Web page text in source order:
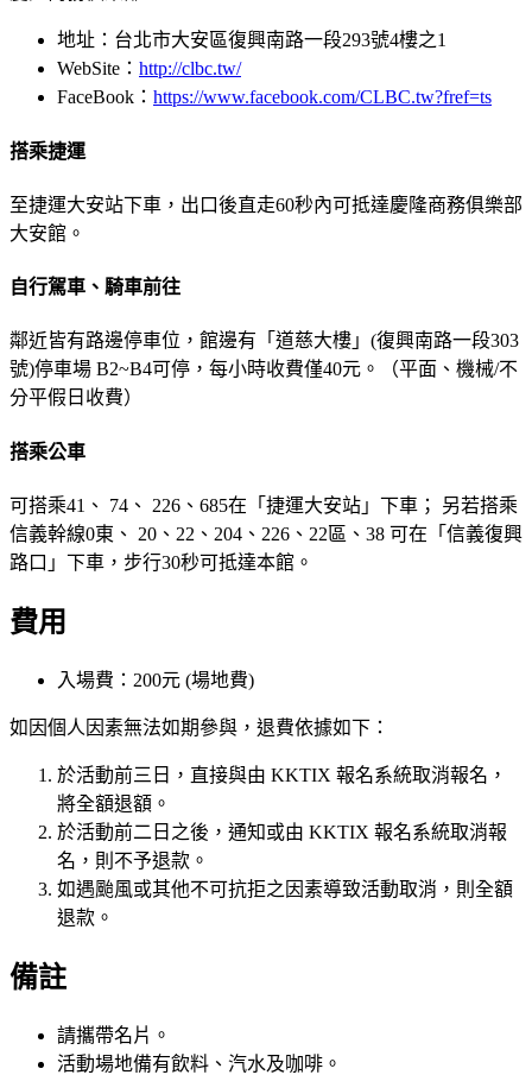
地址：台北市大安區復興南路一段293號4樓之1
WebSite： http://clbc.tw/
FaceBook： https://www.facebook.com/CLBC.tw?fref=ts
搭乘捷運
至捷運大安站下車，出口後直走60秒內可抵達慶隆商務俱樂部
大安館。
自行駕車、騎車前往
鄰近皆有路邊停車位，館邊有「道慈大樓」(復興南路一段303
號)停車場 B2~B4可停，每小時收費僅40元。（平面、機械/不
分平假日收費）
搭乘公車
可搭乘41、 74、 226、685在「捷運大安站」下車； 另若搭乘
信義幹線0東、 20、22、204、226、22區、38 可在「信義復興
路口」下車，步行30秒可抵達本館。
費用
入場費：200元 (場地費)
如因個人因素無法如期參與，退費依據如下：
於活動前三日，直接與由 KKTIX 報名系統取消報名，
將全額退額。
於活動前二日之後，通知或由 KKTIX 報名系統取消報
名，則不予退款。
如遇颱風或其他不可抗拒之因素導致活動取消，則全額
退款。
備註
請攜帶名片。
活動場地備有飲料、汽水及咖啡。